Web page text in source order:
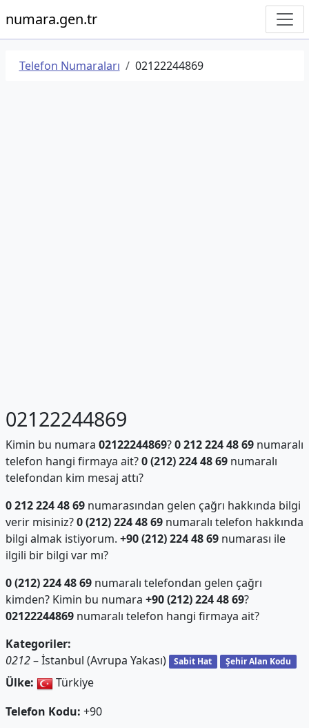
numara.gen.tr
Telefon Numaraları 02122244869
02122244869
Kimin bu numara 02122244869?0 212 224 48 69numaralı
telefon hangi firmaya ait?0 (212) 224 48 69numaralı
telefondan kim mesaj attı?
0 212 224 48 69numarasından gelen çağrı hakkında bilgi
verir misiniz?0 (212) 224 48 69numaralı telefon hakkında
bilgi almak istiyorum. +90 (212) 224 48 69numarası ile
ilgili bir bilgi var mı?
0 (212) 224 48 69numaralı telefondan gelen çağrı
kimden? Kimin bu numara +90 (212) 224 48 69?
02122244869numaralı telefon hangi firmaya ait?
Kategoriler:
0212– İstanbul (Avrupa Yakası) Sabit Hat Şehir Alan Kodu
Ülke:
Türkiye
Telefon Kodu: +90